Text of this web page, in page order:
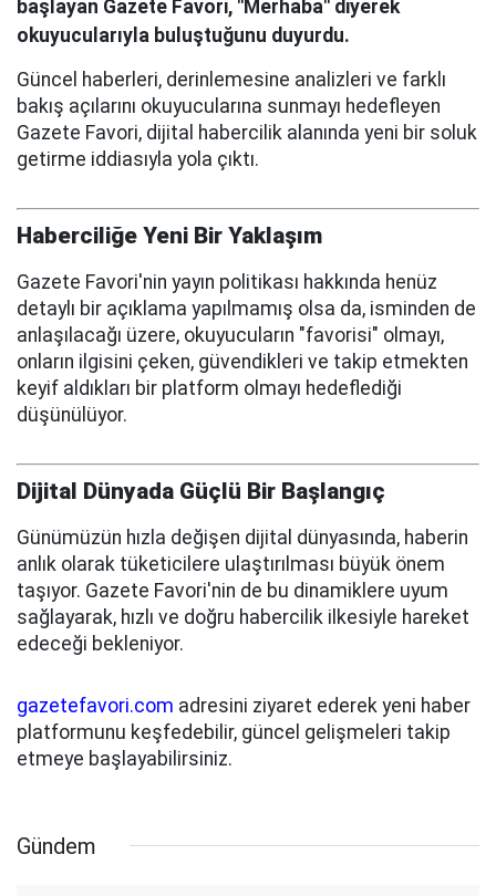
başlayan Gazete Favori, "Merhaba" diyerek
okuyucularıyla buluştuğunu duyurdu.
Güncel haberleri, derinlemesine analizleri ve farklı
bakış açılarını okuyucularına sunmayı hedefleyen
Gazete Favori, dijital habercilik alanında yeni bir soluk
getirme iddiasıyla yola çıktı.
Haberciliğe Yeni Bir Yaklaşım
Gazete Favori'nin yayın politikası hakkında henüz
detaylı bir açıklama yapılmamış olsa da, isminden de
anlaşılacağı üzere, okuyucuların "favorisi" olmayı,
onların ilgisini çeken, güvendikleri ve takip etmekten
keyif aldıkları bir platform olmayı hedeflediği
düşünülüyor.
Dijital Dünyada Güçlü Bir Başlangıç
Günümüzün hızla değişen dijital dünyasında, haberin
anlık olarak tüketicilere ulaştırılması büyük önem
taşıyor. Gazete Favori'nin de bu dinamiklere uyum
sağlayarak, hızlı ve doğru habercilik ilkesiyle hareket
edeceği bekleniyor.
gazetefavori.com adresini ziyaret ederek yeni haber
platformunu keşfedebilir, güncel gelişmeleri takip
etmeye başlayabilirsiniz.
Gündem